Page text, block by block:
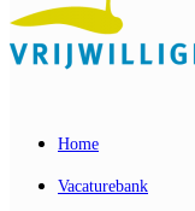
Home
Vacaturebank